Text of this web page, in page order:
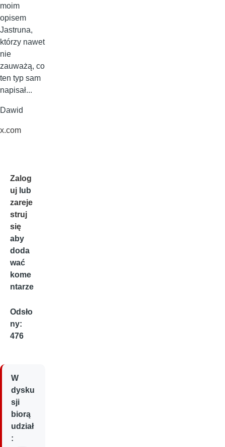
moim
opisem
Jastruna,
którzy nawet
nie
zauważą, co
ten typ sam
napisał...
Dawid
x.com
Zalog
uj lub
zareje
struj
się
aby
doda
wać
kome
ntarze
Odsło
ny:
476
W
dysku
sji
biorą
udział
: